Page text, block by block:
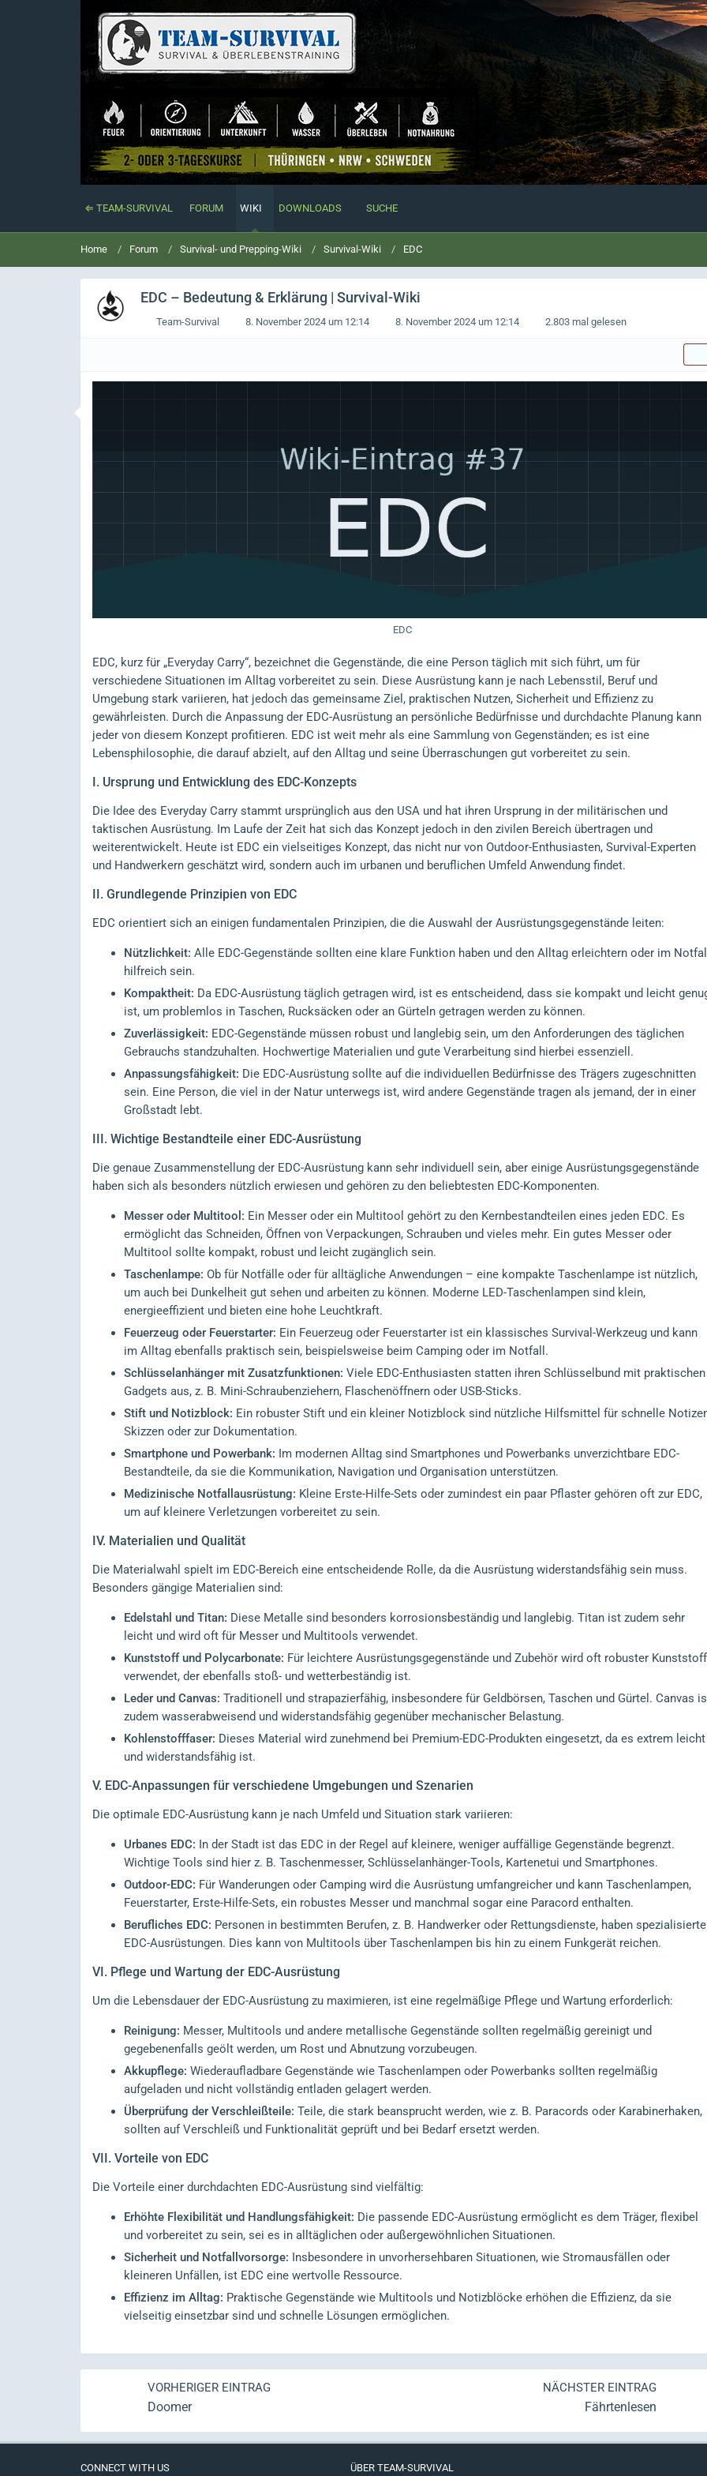
⇐ TEAM-SURVIVAL FORUM WIKI DOWNLOADS SUCHE
Home Forum Survival- und Prepping-Wiki Survival-Wiki EDC
EDC – Bedeutung & Erklärung | Survival-Wiki
Team-Survival 8. November 2024 um 12:14 8. November 2024 um 12:14 2.803 mal gelesen
EDC
EDC, kurz für „Everyday Carry“, bezeichnet die Gegenstände, die eine Person täglich mit sich führt, um für
verschiedene Situationen im Alltag vorbereitet zu sein. Diese Ausrüstung kann je nach Lebensstil, Beruf und
Umgebung stark variieren, hat jedoch das gemeinsame Ziel, praktischen Nutzen, Sicherheit und Effizienz zu
gewährleisten. Durch die Anpassung der EDC-Ausrüstung an persönliche Bedürfnisse und durchdachte Planung kann
jeder von diesem Konzept profitieren. EDC ist weit mehr als eine Sammlung von Gegenständen; es ist eine
Lebensphilosophie, die darauf abzielt, auf den Alltag und seine Überraschungen gut vorbereitet zu sein.
I. Ursprung und Entwicklung des EDC-Konzepts
Die Idee des Everyday Carry stammt ursprünglich aus den USA und hat ihren Ursprung in der militärischen und
taktischen Ausrüstung. Im Laufe der Zeit hat sich das Konzept jedoch in den zivilen Bereich übertragen und
weiterentwickelt. Heute ist EDC ein vielseitiges Konzept, das nicht nur von Outdoor-Enthusiasten, Survival-Experten
und Handwerkern geschätzt wird, sondern auch im urbanen und beruflichen Umfeld Anwendung findet.
II. Grundlegende Prinzipien von EDC
EDC orientiert sich an einigen fundamentalen Prinzipien, die die Auswahl der Ausrüstungsgegenstände leiten:
Nützlichkeit: Alle EDC-Gegenstände sollten eine klare Funktion haben und den Alltag erleichtern oder im
hilfreich sein.
Kompaktheit: Da EDC-Ausrüstung täglich getragen wird, ist es entscheidend, dass sie kompakt und leicht
ist, um problemlos in Taschen, Rucksäcken oder an Gürteln getragen werden zu können.
Zuverlässigkeit: EDC-Gegenstände müssen robust und langlebig sein, um den Anforderungen des täglichen
Gebrauchs standzuhalten. Hochwertige Materialien und gute Verarbeitung sind hierbei essenziell.
Anpassungsfähigkeit: Die EDC-Ausrüstung sollte auf die individuellen Bedürfnisse des Trägers zugeschnitten
sein. Eine Person, die viel in der Natur unterwegs ist, wird andere Gegenstände tragen als jemand, der in einer
Großstadt lebt.
III. Wichtige Bestandteile einer EDC-Ausrüstung
Die genaue Zusammenstellung der EDC-Ausrüstung kann sehr individuell sein, aber einige Ausrüstungsgegenstände
haben sich als besonders nützlich erwiesen und gehören zu den beliebtesten EDC-Komponenten.
Messer oder Multitool: Ein Messer oder ein Multitool gehört zu den Kernbestandteilen eines jeden EDC. Es
ermöglicht das Schneiden, Öffnen von Verpackungen, Schrauben und vieles mehr. Ein gutes Messer oder
Multitool sollte kompakt, robust und leicht zugänglich sein.
Taschenlampe: Ob für Notfälle oder für alltägliche Anwendungen – eine kompakte Taschenlampe ist nützlich,
um auch bei Dunkelheit gut sehen und arbeiten zu können. Moderne LED-Taschenlampen sind klein,
energieeffizient und bieten eine hohe Leuchtkraft.
Feuerzeug oder Feuerstarter: Ein Feuerzeug oder Feuerstarter ist ein klassisches Survival-Werkzeug und kann
im Alltag ebenfalls praktisch sein, beispielsweise beim Camping oder im Notfall.
Schlüsselanhänger mit Zusatzfunktionen: Viele EDC-Enthusiasten statten ihren Schlüsselbund mit praktischen
Gadgets aus, z. B. Mini-Schraubenziehern, Flaschenöffnern oder USB-Sticks.
Stift und Notizblock: Ein robuster Stift und ein kleiner Notizblock sind nützliche Hilfsmittel für schnelle
Skizzen oder zur Dokumentation.
Smartphone und Powerbank: Im modernen Alltag sind Smartphones und Powerbanks unverzichtbare EDC-
Bestandteile, da sie die Kommunikation, Navigation und Organisation unterstützen.
Medizinische Notfallausrüstung: Kleine Erste-Hilfe-Sets oder zumindest ein paar Pflaster gehören oft zur EDC,
um auf kleinere Verletzungen vorbereitet zu sein.
IV. Materialien und Qualität
Die Materialwahl spielt im EDC-Bereich eine entscheidende Rolle, da die Ausrüstung widerstandsfähig sein muss.
Besonders gängige Materialien sind:
Edelstahl und Titan: Diese Metalle sind besonders korrosionsbeständig und langlebig. Titan ist zudem sehr
leicht und wird oft für Messer und Multitools verwendet.
Kunststoff und Polycarbonate: Für leichtere Ausrüstungsgegenstände und Zubehör wird oft robuster Kunststoff
verwendet, der ebenfalls stoß- und wetterbeständig ist.
Leder und Canvas: Traditionell und strapazierfähig, insbesondere für Geldbörsen, Taschen und Gürtel. Canvas
zudem wasserabweisend und widerstandsfähig gegenüber mechanischer Belastung.
Kohlenstofffaser: Dieses Material wird zunehmend bei Premium-EDC-Produkten eingesetzt, da es extrem leicht
und widerstandsfähig ist.
V. EDC-Anpassungen für verschiedene Umgebungen und Szenarien
Die optimale EDC-Ausrüstung kann je nach Umfeld und Situation stark variieren:
Urbanes EDC: In der Stadt ist das EDC in der Regel auf kleinere, weniger auffällige Gegenstände begrenzt.
Wichtige Tools sind hier z. B. Taschenmesser, Schlüsselanhänger-Tools, Kartenetui und Smartphones.
Outdoor-EDC: Für Wanderungen oder Camping wird die Ausrüstung umfangreicher und kann Taschenlampen,
Feuerstarter, Erste-Hilfe-Sets, ein robustes Messer und manchmal sogar eine Paracord enthalten.
Berufliches EDC: Personen in bestimmten Berufen, z. B. Handwerker oder Rettungsdienste, haben spezialisierte
EDC-Ausrüstungen. Dies kann von Multitools über Taschenlampen bis hin zu einem Funkgerät reichen.
VI. Pflege und Wartung der EDC-Ausrüstung
Um die Lebensdauer der EDC-Ausrüstung zu maximieren, ist eine regelmäßige Pflege und Wartung erforderlich:
Reinigung: Messer, Multitools und andere metallische Gegenstände sollten regelmäßig gereinigt und
gegebenenfalls geölt werden, um Rost und Abnutzung vorzubeugen.
Akkupflege: Wiederaufladbare Gegenstände wie Taschenlampen oder Powerbanks sollten regelmäßig
aufgeladen und nicht vollständig entladen gelagert werden.
Überprüfung der Verschleißteile: Teile, die stark beansprucht werden, wie z. B. Paracords oder Karabinerhaken,
sollten auf Verschleiß und Funktionalität geprüft und bei Bedarf ersetzt werden.
VII. Vorteile von EDC
Die Vorteile einer durchdachten EDC-Ausrüstung sind vielfältig:
Erhöhte Flexibilität und Handlungsfähigkeit: Die passende EDC-Ausrüstung ermöglicht es dem Träger, flexibel
und vorbereitet zu sein, sei es in alltäglichen oder außergewöhnlichen Situationen.
Sicherheit und Notfallvorsorge: Insbesondere in unvorhersehbaren Situationen, wie Stromausfällen oder
kleineren Unfällen, ist EDC eine wertvolle Ressource.
Effizienz im Alltag: Praktische Gegenstände wie Multitools und Notizblöcke erhöhen die Effizienz, da sie
vielseitig einsetzbar sind und schnelle Lösungen ermöglichen.
VORHERIGER EINTRAG
Doomer
NÄCHSTER EINTRAG
Fährtenlesen
CONNECT WITH US ÜBER TEAM-SURVIVAL